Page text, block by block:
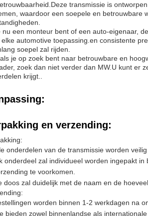
transmissie is
waardoor een soepele en betrouwbare
nu een monteur bent of een auto-eigenaar,
automotive toepassing.en consistente
soepel zal rijden.
je op zoek bent naar betrouwbare en
zoek dan niet verder dan MW.U kunt er
krijgt..
en verzending:
onderdelen van de transmissie worden
onderdeel zal individueel worden ingepakt
te voorkomen.
doos zal duidelijk met de naam en de
worden binnen 1-2 werkdagen na
bieden zowel binnenlandse als internationale